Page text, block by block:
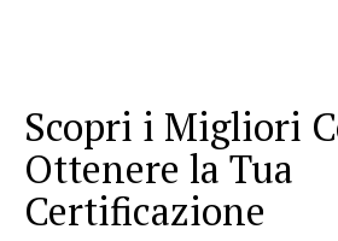
Scopri i Migliori
Ottenere la Tua
Certificazione